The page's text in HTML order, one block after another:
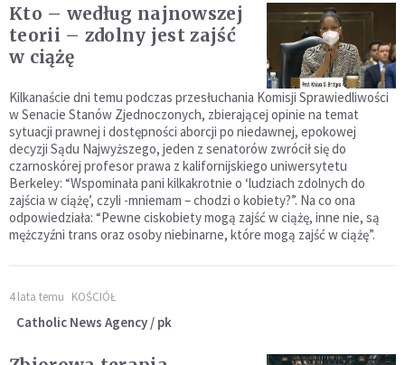
Kto – według najnowszej
teorii – zdolny jest zajść
w ciążę
Kilkanaście dni temu podczas przesłuchania Komisji Sprawiedliwości
w Senacie Stanów Zjednoczonych, zbierającej opinie na temat
sytuacji prawnej i dostępności aborcji po niedawnej, epokowej
decyzji Sądu Najwyższego, jeden z senatorów zwrócił się do
czarnoskórej profesor prawa z kalifornijskiego uniwersytetu
Berkeley: “Wspominała pani kilkakrotnie o ‘ludziach zdolnych do
zajścia w ciążę’, czyli -mniemam – chodzi o kobiety?”. Na co ona
odpowiedziała: “Pewne ciskobiety mogą zajść w ciążę, inne nie, są
mężczyźni trans oraz osoby niebinarne, które mogą zajść w ciążę”.
4 lata temu KOŚCIÓŁ
Catholic News Agency / pk